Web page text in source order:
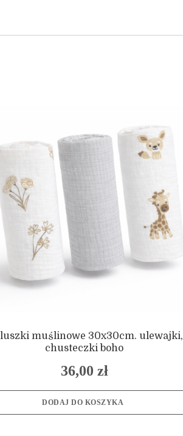
muślinowe 30x30cm. ulewajki,
chusteczki boho
36,00 zł
DODAJ DO KOSZYKA